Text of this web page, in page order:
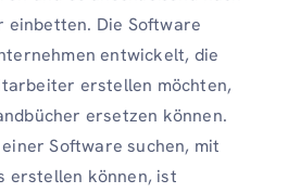
einbetten. Die Software
entwickelt, die
erstellen möchten,
ersetzen können.
Software suchen, mit
erstellen können, ist